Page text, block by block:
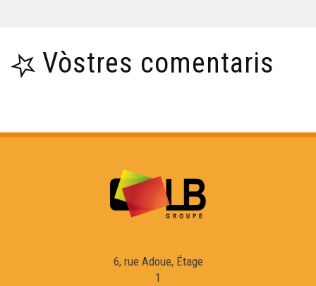
Vòstres comentaris
6, rue Adoue, Étage
1